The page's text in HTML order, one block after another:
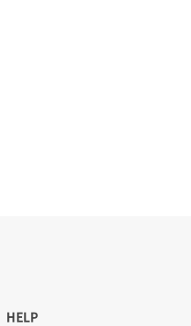
HELP